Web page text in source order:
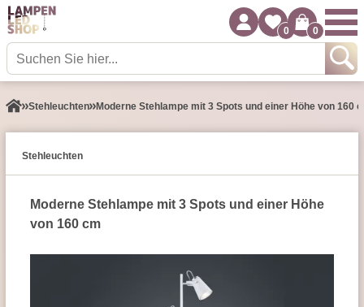
0 0
Stehleuchten Moderne Stehlampe mit 3 Spots und einer Höhe von 160
Stehleuchten
Moderne Stehlampe mit 3 Spots und einer Höhe
von 160 cm